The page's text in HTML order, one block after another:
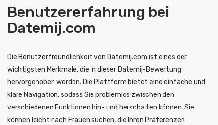
Benutzererfahrung bei
Datemij.com
Die Benutzerfreundlichkeit von Datemij.com ist eines der
wichtigsten Merkmale, die in dieser Datemij-Bewertung
hervorgehoben werden. Die Plattform bietet eine einfache und
klare Navigation, sodass Sie problemlos zwischen den
verschiedenen Funktionen hin- und herschalten können. Sie
können leicht nach Frauen suchen, die Ihren Präferenzen